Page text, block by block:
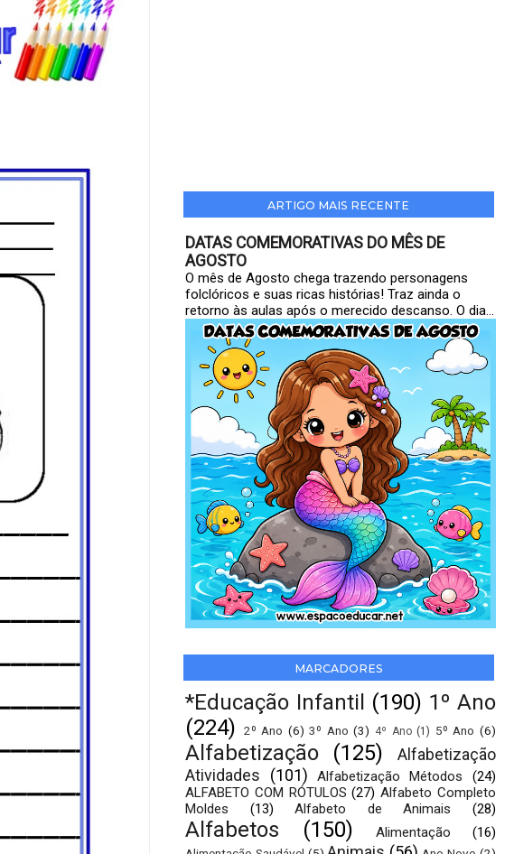
ARTIGO MAIS RECENTE
DATAS COMEMORATIVAS DO MÊS DE
AGOSTO
O mês de Agosto chega trazendo personagens
folclóricos e suas ricas histórias! Traz ainda o
retorno às aulas após o merecido descanso. O dia...
MARCADORES
*Educação Infantil (190) 1º Ano
(224)
2º Ano (6) 3º Ano (3) 4º Ano (1) 5º Ano (6)
Alfabetização (125)
Alfabetização
Atividades
(101) Alfabetização Métodos
(24)
ALFABETO COM RÓTULOS (27) Alfabeto Completo
Moldes
(13) Alfabeto de Animais (28)
Alfabetos (150) Alimentação (16)